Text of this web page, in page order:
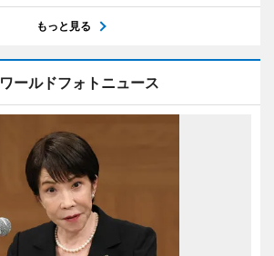
もっと見る
ワールドフォトニュース